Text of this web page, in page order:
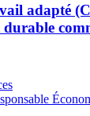
adapté